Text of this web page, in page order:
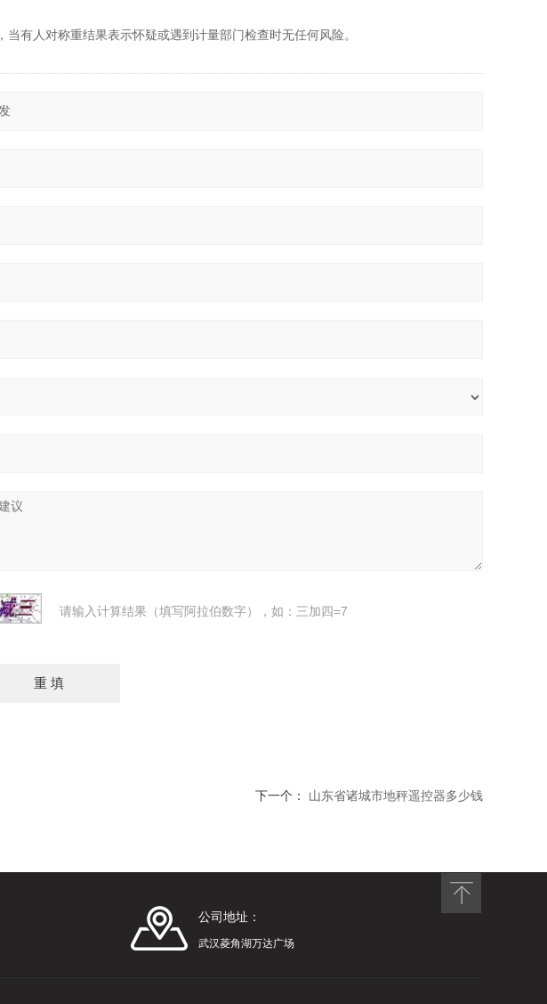
有人对称重结果表示怀疑或遇到计量部门检查时无任何风险。
请输入计算结果（填写阿拉伯数字），如：三加四=7
下一个： 山东省诸城市地秤遥控器多少钱
公司地址：
武汉菱角湖万达广场